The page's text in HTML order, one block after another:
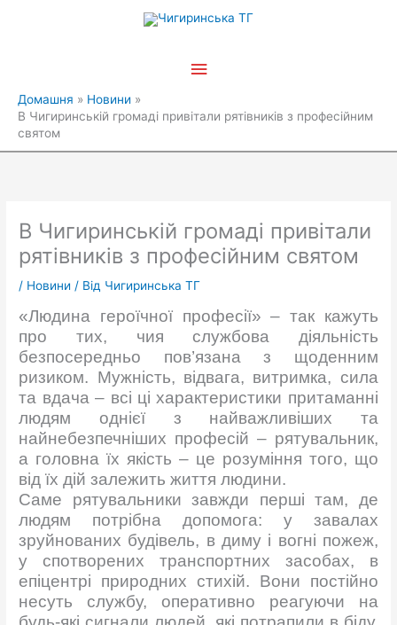
Головне
Домашня
Новини
В Чигиринській громаді привітали рятівників з професійним
святом
В Чигиринській громаді привітали
рятівників з професійним святом
/ Новини / Від Чигиринська ТГ
«Людина героїчної професії» – так кажуть
про тих, чия службова діяльність
безпосередньо пов’язана з щоденним
ризиком. Мужність, відвага, витримка, сила
та вдача – всі ці характеристики притаманні
людям однієї з найважливіших та
найнебезпечніших професій – рятувальник,
а головна їх якість – це розуміння того, що
від їх дій залежить життя людини.
Саме рятувальники завжди перші там, де
людям потрібна допомога: у завалах
зруйнованих будівель, в диму і вогні пожеж,
у спотворених транспортних засобах, в
епіцентрі природних стихій. Вони постійно
несуть службу, оперативно реагуючи на